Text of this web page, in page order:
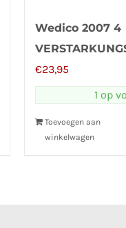
Wedico 2007 4
€23,95
1 op
Toevoegen aan
winkelwagen